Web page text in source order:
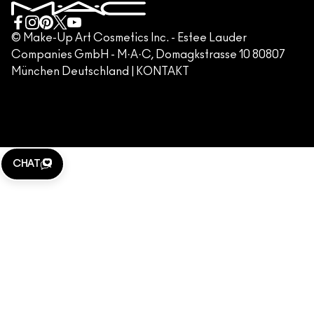
KONTAKTIERE DEN HERSTELLER
GESCHÄFTSBEDINGUNGEN
FÄLSCHUNG VON PRODUKTEN
IMPRESSUM
WEBSITE-COOKIES VERWALTEN
© Make-Up Art Cosmetics Inc. - Estee Lauder
Companies GmbH - M·A·C, Domagkstrasse 10 80807
München Deutschland |
KONTAKT
CHAT